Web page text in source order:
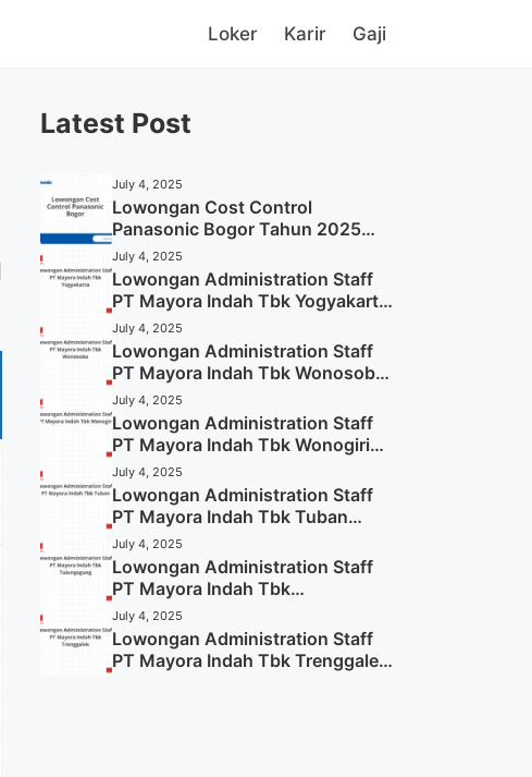
Loker Karir Gaji
Latest Post
July 4, 2025
Lowongan Cost Control
Panasonic Bogor Tahun 2025
(Lamar Sekarang)
July 4, 2025
Lowongan Administration Staff
PT Mayora Indah Tbk Yogyakarta
Tahun 2025
July 4, 2025
Lowongan Administration Staff
PT Mayora Indah Tbk Wonosobo
Tahun 2025 (Lamar Sekarang)
July 4, 2025
Lowongan Administration Staff
PT Mayora Indah Tbk Wonogiri
Tahun 2025 (Apply Now)
July 4, 2025
Lowongan Administration Staff
PT Mayora Indah Tbk Tuban
Tahun 2025 (Resmi)
July 4, 2025
Lowongan Administration Staff
PT Mayora Indah Tbk
Tulungagung Tahun 2025 (Lamar
Sekarang)
July 4, 2025
Lowongan Administration Staff
PT Mayora Indah Tbk Trenggalek